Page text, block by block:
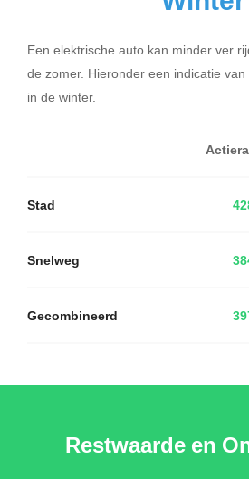
Een elektrische auto kan minder ver
de zomer. Hieronder een indicatie
in de winter.
Stad
Snelweg
Gecombineerd
Restwaarde en